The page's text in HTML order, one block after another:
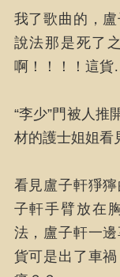
我了歌曲的，
說法那是死了
啊！！！！這
“李少”門被人推
材的護士姐姐看
看見盧子軒猙
子軒手臂放在
法，盧子軒一
貨可是出了車